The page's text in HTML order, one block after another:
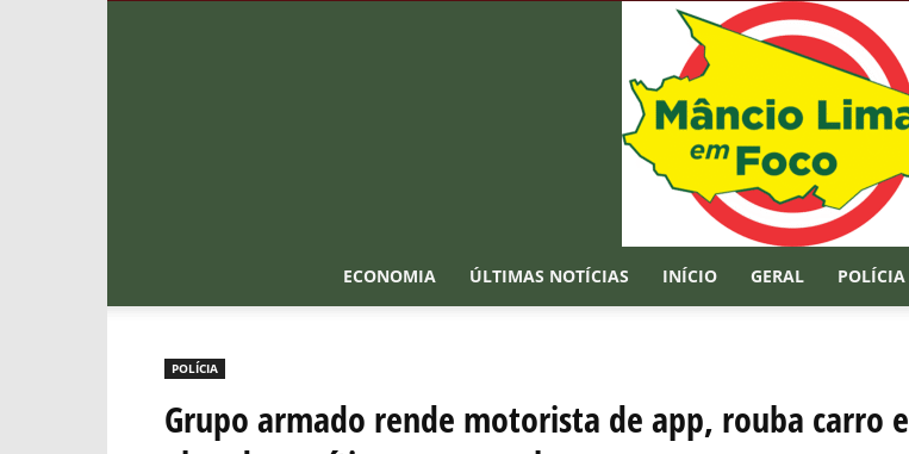
ECONOMIA ÚLTIMAS NOTÍCIAS INÍCIO GERAL POLÍCIA
POLÍCIA
Grupo armado rende motorista de app, rouba carro e